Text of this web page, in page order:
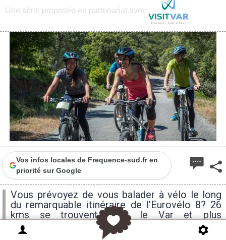
Une série proposée en partenariat avec
Vos infos locales de Frequence-sud.fr en
priorité sur Google
Vous prévoyez de vous balader à vélo le long
du remarquable itinéraire de l'Eurovélo 8? 26
kms se trouvent dans le Var et plus
particulièrement en Pays de Fayence. Si le
bonheur est de pédaler dans des paysages